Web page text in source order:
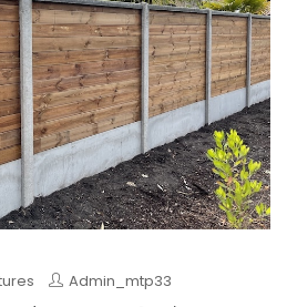
Admin_mtp33